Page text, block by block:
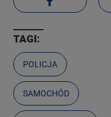
TAGI:
POLICJA
SAMOCHÓD